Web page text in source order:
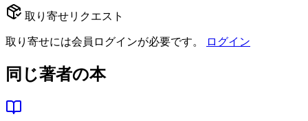
取り寄せリクエスト
取り寄せには会員ログインが必要です。 ログイン
同じ著者の本